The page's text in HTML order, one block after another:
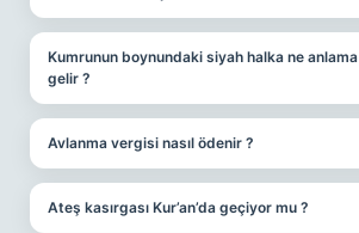
Kumrunun boynundaki siyah halka ne anlama
gelir ?
Avlanma vergisi nasıl ödenir ?
Ateş kasırgası Kur’an’da geçiyor mu ?